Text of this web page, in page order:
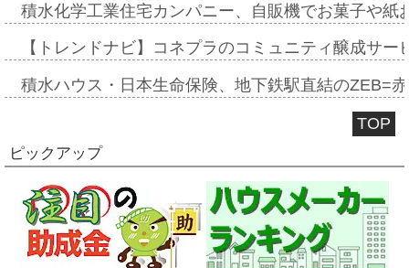
積水化学工業住宅カンパニー、自販機でお菓子や
【トレンドナビ】コネプラのコミュニティ醸成サ
積水ハウス・日本生命保険、地下鉄駅直結のZEB=
TOP
ピックアップ